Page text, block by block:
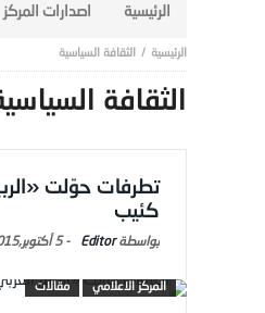
الرئيسية اصدارات المركز
الثقافة السياسية
الثقافة
تطرفات حوّلت
كئيب
Editor
-5 أكتوبر,2015
المركز الاعلامي مقالات